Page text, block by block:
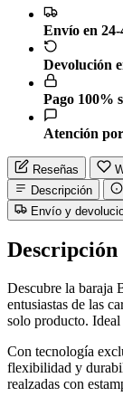
Envío en 24-
Devolución
Pago 100%
Atención
Reseñas
Descripción
Envío y
Descripción
Descubre la baraja
entusiastas de las
solo producto. Ideal
Con tecnología
flexibilidad y
realzadas con